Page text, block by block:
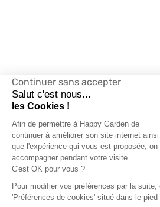
Continuer sans accepter
Salut c'est nous...
les Cookies !
Afin de permettre à Happy Garden de
continuer à améliorer son site internet ainsi
que l'expérience qui vous est proposée,
accompagner pendant votre visite...
C'est OK pour vous ?
Pour modifier vos préférences par la
'Préférences de cookies' situé dans le pied